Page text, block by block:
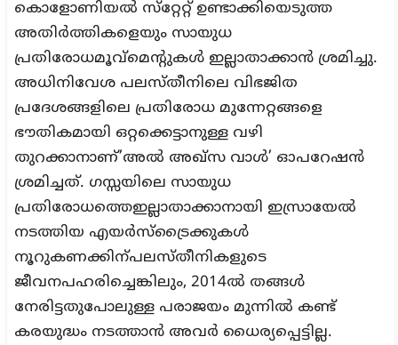
കൊളോണിയല്‍ സ്‌റ്റേറ്റ് ഉണ്ടാക്കിയെടുത്ത
അതിര്‍ത്തികളെയും സായുധ
പ്രതിരോധമൂവ്‌മെന്റുകള്‍ ഇല്ലാതാക്കാന്‍ ശ്രമിച്ചു.
അധിനിവേശ പലസ്തീനിലെ വിഭജിത
പ്രദേശങ്ങളിലെ പ്രതിരോധ മുന്നേറ്റങ്ങളെ
ഭൗതികമായി ഒറ്റക്കെട്ടാനുള്ള വഴി
തുറക്കാനാണ്’അല്‍ അഖ്‌സ വാള്‍’ ഓപറേഷന്‍
ശ്രമിച്ചത്. ഗസ്സയിലെ സായുധ
പ്രതിരോധത്തെഇല്ലാതാക്കാനായി ഇസ്രായേല്‍
നടത്തിയ എയര്‍സ്‌ട്രൈക്കുകള്‍
നൂറുകണക്കിന്പലസ്തീനികളുടെ
ജീവനപഹരിച്ചെങ്കിലും, 2014ല്‍ തങ്ങള്‍
നേരിട്ടതുപോലുള്ള പരാജയം മുന്നില്‍ കണ്ട്
കരയുദ്ധം നടത്താന്‍ അവര്‍ ധൈര്യപ്പെട്ടില്ല.